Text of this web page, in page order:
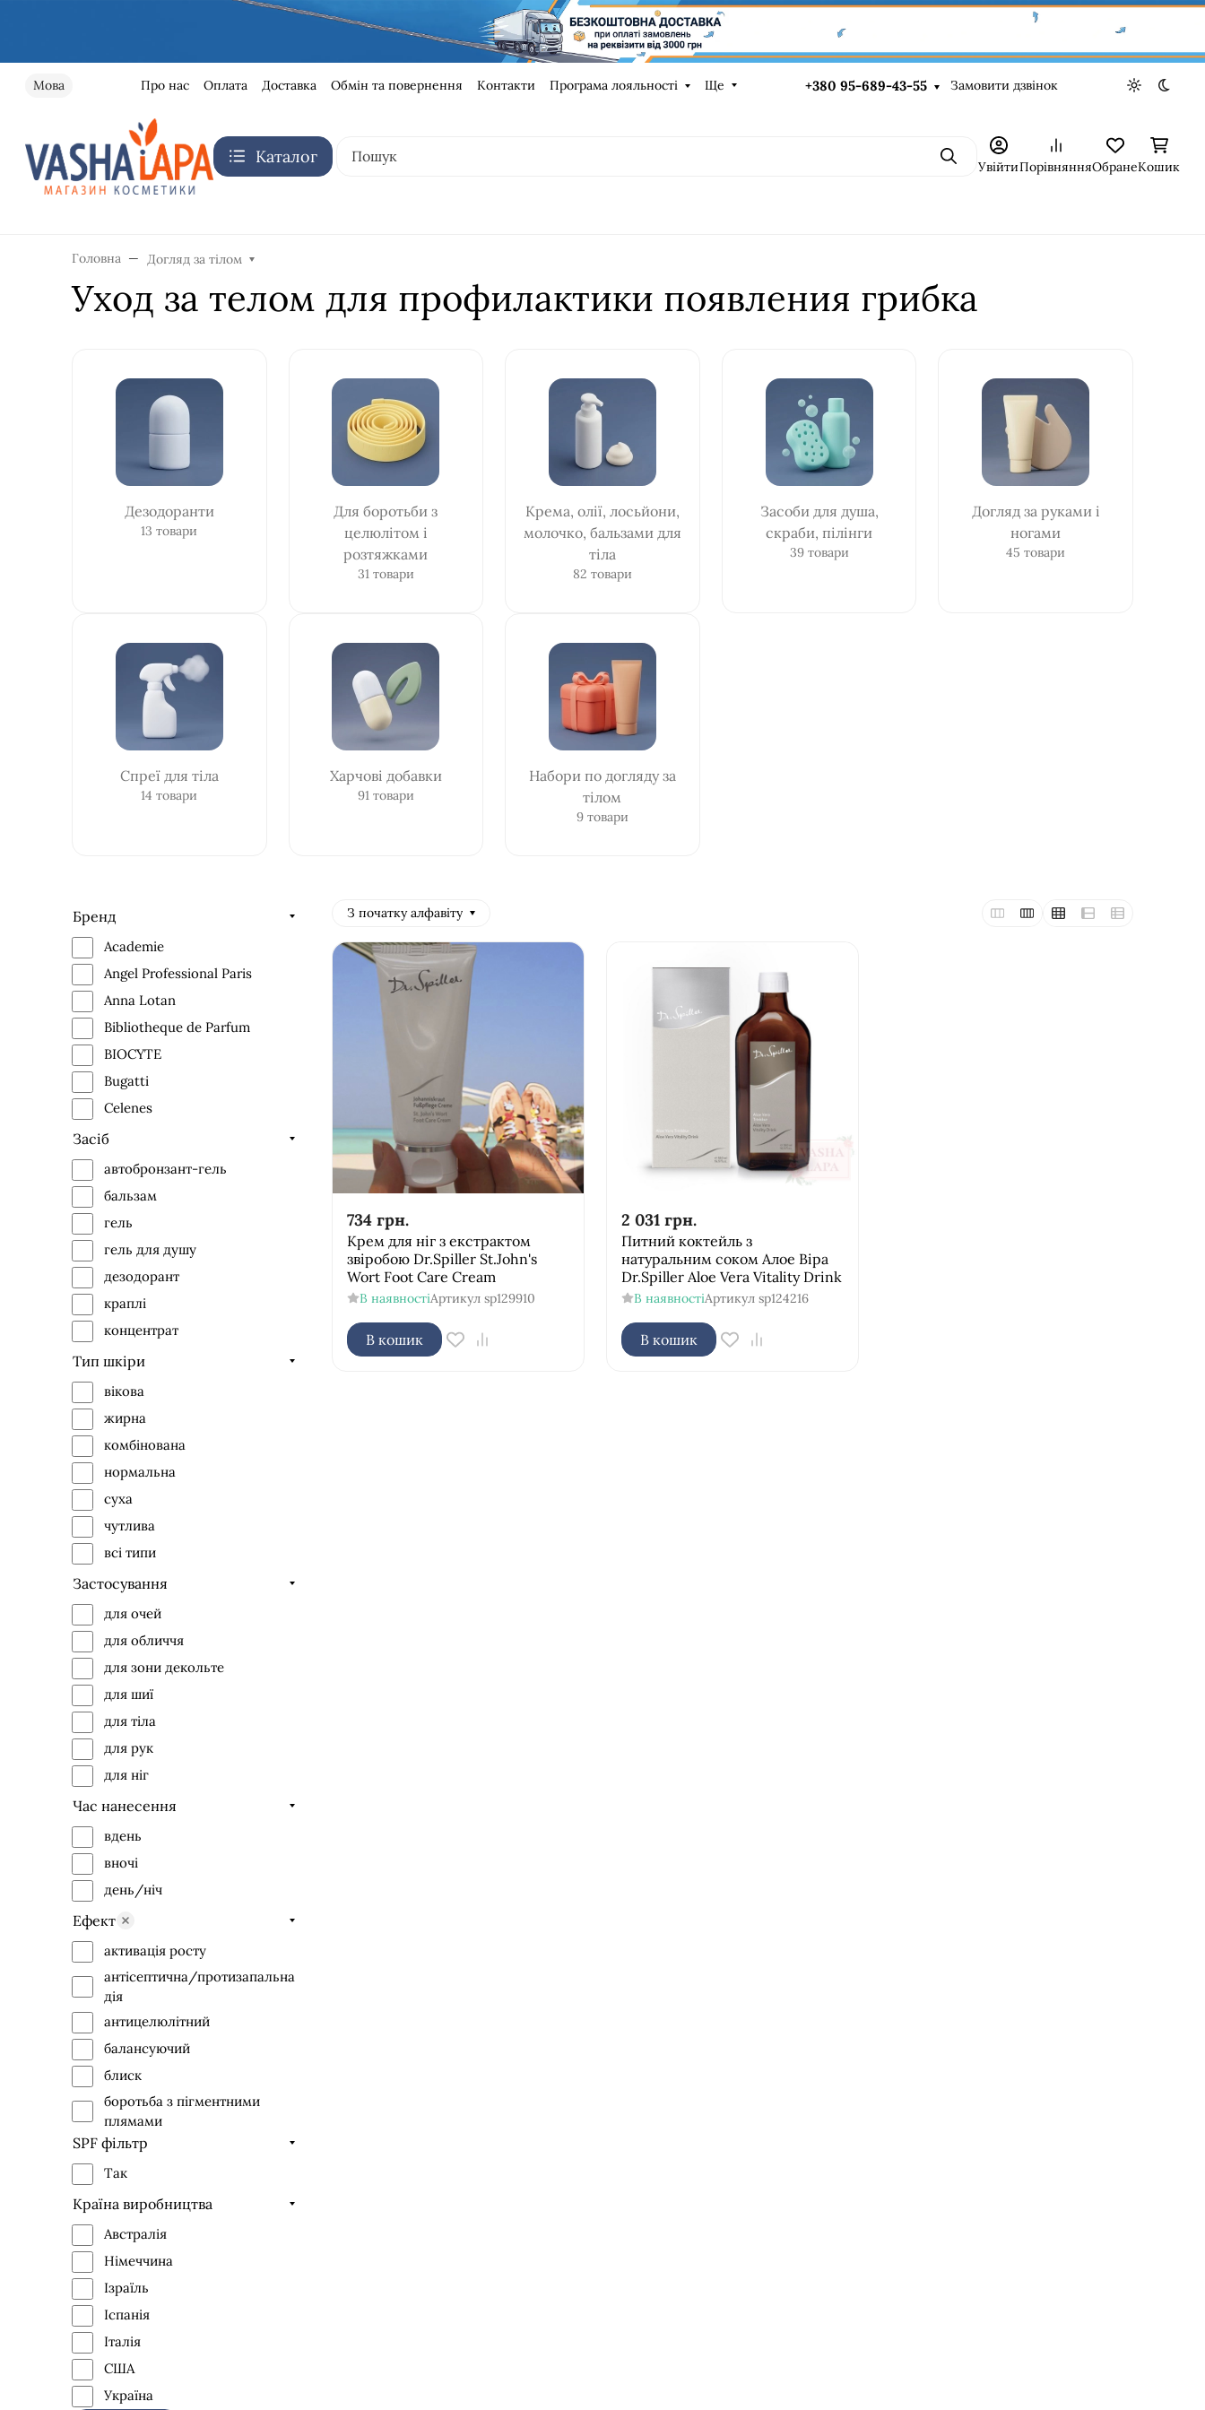
Мова Про нас Оплата Доставка Обмін та повернення Контакти Програма лояльності Ще +380 95-689-43-55 Замовити дзвінок Light theme
Dark
Каталог ПошукУвійтиПорівнянняОбранеКошик
Головна Догляд за тілом
Уход за телом для профилактики появления грибка
Дезодоранти
13 товари
Для боротьби з
целюлітом і
розтяжками
31 товари
Крема, олії, лосьйони,
молочко, бальзами для
тіла
82 товари
Засоби для душа,
скраби, пілінги
39 товари
Догляд за руками і
ногами
45 товари
Спреї для тіла
14 товари
Харчові добавки
91 товари
Набори по догляду за
тілом
9 товари
Бренд
Academie
Angel Professional Paris
Anna Lotan
Bibliotheque de Parfum
BIOCYTE
Bugatti
Celenes
Christina (Христина)
Colorescience
Comfort zone
Dr.Spiller
Holy Land
Image Skinkea
Institut Esthederm
JANSSEN Cosmetics
Malu Wilz
Maria Galland
Novania Barcelona
Onmacabim
Phytomer
Purles
Sabrina Carpenter
Simildiet Laboratorios
Valmont
Засіб
автобронзант-гель
бальзам
гель
гель для душу
дезодорант
краплі
концентрат
крем
маска
молочко/емульсія
парфумований міст
харчова добавка
скраб
спрей
сироватка
тонік/лосьйон
флюїд
хімічний пілінг
шампунь
ексфоліант
Тип шкіри
вікова
жирна
комбінована
нормальна
суха
чутлива
всі типи
Застосування
для очей
для обличчя
для зони декольте
для шиї
для тіла
для рук
для ніг
Час нанесення
вдень
вночі
день/ніч
Ефект
активація росту
антісептична/протизапальна
дія
антицелюлітний
балансуючий
блиск
боротьба з пігментними
плямами
відновлення
для схуднення
лікування акне
ліфтинг-ефект
матування
освітлення
від тріщин
очищення
живлення
проти розтяжок, шрамів і
SPF фільтр
Так
Країна виробництва
Австралія
Німеччина
Ізраїль
Іспанія
Італія
США
Україна
З початку алфавіту
734 грн.
Крем для ніг з екстрактом
звіробою Dr.Spiller St.John's
Wort Foot Care Cream
В наявностіАртикул sp129910
В кошик
2 031 грн.
Питний коктейль з
натуральним соком Алое Віра
Dr.Spiller Aloe Vera Vitality Drink
В наявностіАртикул sp124216
В кошик